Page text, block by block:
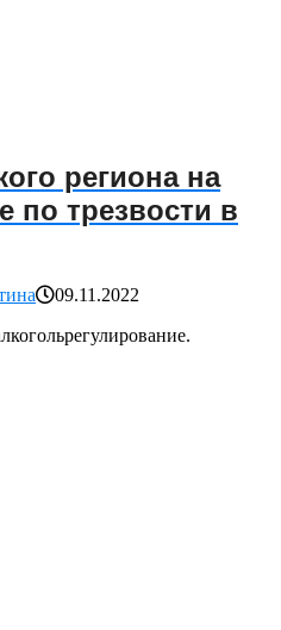
региона на
по трезвости в
09.11.2022